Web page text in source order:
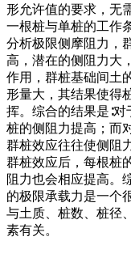
形允许值的要求，无
一根桩与单桩的工作
分析极限侧摩阻力，
高，潜在的侧阻力大
作用，群桩基础间土
形量大，其结果使得
挥。综合的结果是∶
桩的侧阻力提高；而
群桩效应往往使侧阻
群桩效应后，每根桩
阻力也会相应提高。
的极限承载力是一个
与土质、桩数、桩径
素有关。